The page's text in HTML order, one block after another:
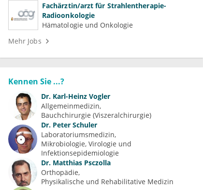
Fachärztin/arzt für Strahlentherapie-
Radioonkologie
Hämatologie und Onkologie
Mehr Jobs
Kennen Sie ...?
Dr. Karl-Heinz Vogler
Allgemeinmedizin
Bauchchirurgie (Viszeralchirurgie)
Dr. Peter Schuler
Laboratoriumsmedizin
Mikrobiologie, Virologie und
Infektionsepidemiologie
Dr. Matthias Psczolla
Orthopädie
Physikalische und Rehabilitative Medizin